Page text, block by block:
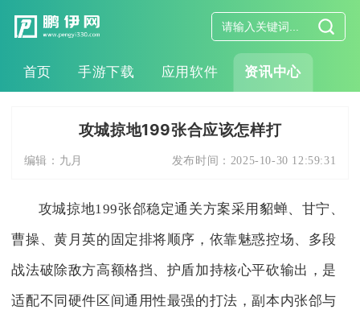
首页 手游下载 应用软件 资讯中心
攻城掠地199张合应该怎样打
编辑： 九月 发布时间： 2025-10-30 12:59:31
攻城掠地199张郃稳定通关方案采用貂蝉、甘宁、
曹操、黄月英的固定排将顺序，依靠魅惑控场、多段
战法破除敌方高额格挡、护盾加持核心平砍输出，是
适配不同硬件区间通用性最强的打法，副本内张郃与